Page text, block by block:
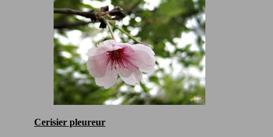
Cerisier pleureur